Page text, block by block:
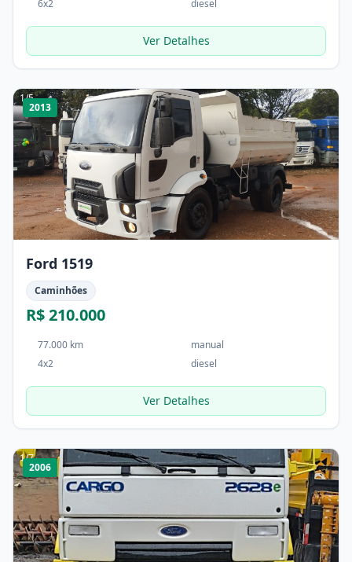
6x2
diesel
Ver Detalhes
1/5
2013
Ford 1519
Caminhões
R$ 210.000
77.000 km
manual
4x2
diesel
Ver Detalhes
1/7
2006